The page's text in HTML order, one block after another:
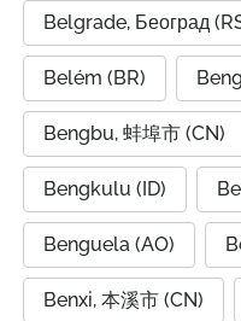
Belgrade, Београд
Belém (BR)
Bengbu, 蚌埠市 (CN)
Bengkulu (ID)
Benguela (AO)
Benxi, 本溪市 (CN)